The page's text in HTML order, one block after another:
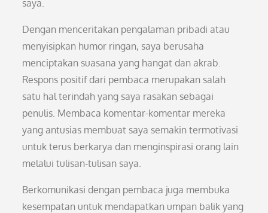
saya.
Dengan menceritakan pengalaman pribadi atau
menyisipkan humor ringan, saya berusaha
menciptakan suasana yang hangat dan akrab.
Respons positif dari pembaca merupakan salah
satu hal terindah yang saya rasakan sebagai
penulis. Membaca komentar-komentar mereka
yang antusias membuat saya semakin termotivasi
untuk terus berkarya dan menginspirasi orang lain
melalui tulisan-tulisan saya.
Berkomunikasi dengan pembaca juga membuka
kesempatan untuk mendapatkan umpan balik yang